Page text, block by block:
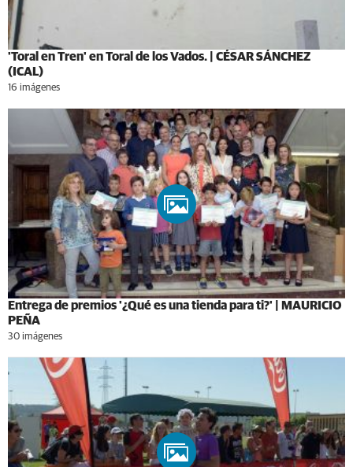
'Toral en Tren' en Toral de los Vados. | CÉSAR SÁNCHEZ
(ICAL)
16 imágenes
Entrega de premios '¿Qué es una tienda para ti?' | MAURICIO
PEÑA
30 imágenes